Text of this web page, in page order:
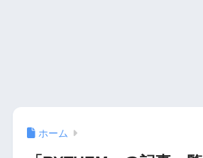
ホーム